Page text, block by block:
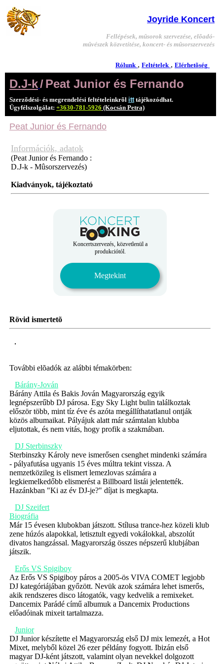
Joyride Koncert
Fellépések, mûsorok szervezése, elõadó-
mûvészek közvetítése, koncert- és mûsorszervezés
Rólunk , Feltételek , Elérhetõség
D.J-k/Peat Junior és Fernando
Szerzõdési- és megrendelési feltételeinkrõl itttájékozódhat.
Ügyfélszolgálat: +3630-781-5926 (Kocsán Petra)
Peat Junior és Fernando
Információk, adatok
(Peat Junior és Fernando :
D.J-k - Mûsorszervezés)
Kiadványok, tájékoztató
Koncertszervezés, közvetlenül a
produkciótól.
Megtekint
Rövid ismertetõ
További elõadók az alábbi témakörben:
Bárány-Jován
Bárány Attila és Bakis Jován Magyarország egyik
legnépszerűbb DJ párosa. Egy Sky Light bulin találkoztak
először több, mint tíz éve és azóta megállíthatatlanul ontják
közös albumaikat. Pályájuk alatt már számtalan klubba
eljutottak, és nem vitás, hogy profik a szakmában.
DJ Sterbinszky
Sterbinszky Károly neve ismerősen csenghet mindenki számára
- pályafutása ugyanis 15 éves múltra tekint vissza. A
nemzetközileg is elismert lemezlovas számára a
legkiemelkedőbb elismerést a Billboard listái jelentették.
Hazánkban "Ki az év DJ-je?" díjat is megkapta.
DJ Szeifert
Biográfia
Már 15 évesen klubokban játszott. Stílusa trance-hez közeli klub
zene húzós alapokkal, letisztult egyedi vokálokkal, abszolút
divatos hangzással. Magyarország összes népszerű klubjában
játszik.
Erős VS Spigiboy
Az Erős VS Spigiboy páros a 2005-ös VIVA COMET legjobb
DJ kategóriájában győzött. Nevük azok számára lehet ismerős,
akik rendszeres disco látogatók, vagy kedvelik a remixeket.
Dancemix Parádé című albumuk a Dancemix Productions
előadóinak mixeit tartalmazza.
Junior
DJ Junior készítette el Magyarország első DJ mix lemezét, a Hot
Mixet, melyből közel 26 ezer példány fogyott. Ibizán első
magyar DJ-ként játszott, valamint olyan nevekkel dolgozott